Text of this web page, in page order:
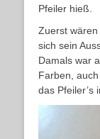
Pfeiler hieß.
Zuerst
sich sein
Damals war
Farben,
das Pfeiler’s